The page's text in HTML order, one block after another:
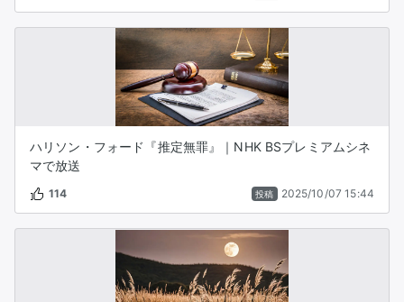
ハリソン・フォード『推定無罪』｜NHK BSプレミアムシネ
マで放送
114 投稿 2025/10/07 15:44